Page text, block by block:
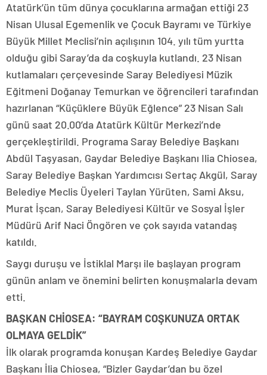
Atatürk’ün tüm dünya çocuklarına armağan ettiği 23
Nisan Ulusal Egemenlik ve Çocuk Bayramı ve Türkiye
Büyük Millet Meclisi’nin açılışının 104. yılı tüm yurtta
olduğu gibi Saray’da da coşkuyla kutlandı. 23 Nisan
kutlamaları çerçevesinde Saray Belediyesi Müzik
Eğitmeni Doğanay Temurkan ve öğrencileri tarafından
hazırlanan “Küçüklere Büyük Eğlence” 23 Nisan Salı
günü saat 20.00’da Atatürk Kültür Merkezi’nde
gerçekleştirildi. Programa Saray Belediye Başkanı
Abdül Taşyasan, Gaydar Belediye Başkanı Ilia Chiosea,
Saray Belediye Başkan Yardımcısı Sertaç Akgül, Saray
Belediye Meclis Üyeleri Taylan Yürüten, Sami Aksu,
Murat İşcan, Saray Belediyesi Kültür ve Sosyal İşler
Müdürü Arif Naci Öngören ve çok sayıda vatandaş
katıldı.
Saygı duruşu ve İstiklal Marşı ile başlayan program
günün anlam ve önemini belirten konuşmalarla devam
etti.
BAŞKAN CHİOSEA: “BAYRAM COŞKUNUZA ORTAK
OLMAYA GELDİK”
İlk olarak programda konuşan Kardeş Belediye Gaydar
Başkanı İlia Chiosea, “Bizler Gaydar’dan bu özel